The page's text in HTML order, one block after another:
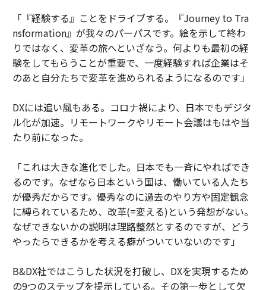
「『経験する』ことをドライブする。『Journey to Tra
nsformation』が我々のパーパスです。絵を示して終わ
りではなく、変革の旅へといざなう。何よりも最初の経
験をしてもらうことが重要で、一度経験すれば企業はそ
のあと自分たちで変革を進められるようになるのです」
DXには追い風もある。コロナ禍により、日本でもデジタ
ル化が加速。リモートワークやリモート会議はもはや当
たり前になった。
「これは大きな進化でした。日本でも一斉にやればでき
るのです。なぜなら日本という国は、働いている人たち
が優秀だからです。優秀なのに過去のやり方や固定観念
に縛られているため、改革(=変える)という発想がない。
なぜできないかの説明は理路整然とするのですが、どう
やったらできるかを考える癖がついていないのです」
B&DX社ではこうした状況を打破し、DXを実現するため
の9つのステップを提示している。その第一歩として欠